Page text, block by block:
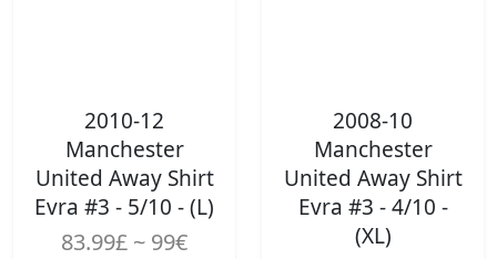
2010-12
Manchester
United Away Shirt
Evra #3 - 5/10 - (L)
83.99£ ~ 99€
2008-10
Manchester
United Away Shirt
Evra #3 - 4/10 -
(XL)